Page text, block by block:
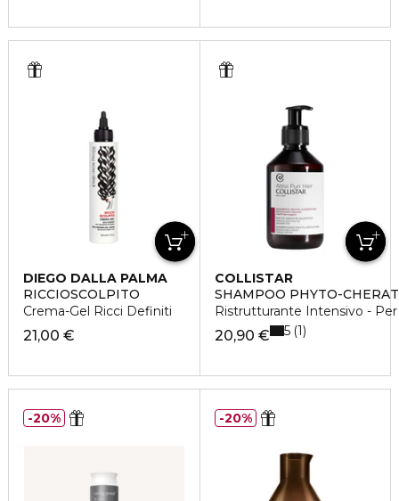
DIEGO DALLA PALMA
RICCIOSCOLPITO
Crema-Gel Ricci Definiti
21,00 €
COLLISTAR
SHAMPOO PHYTO-
Ristrutturante Intensivo -
20,90 € 5 1
20% 20%